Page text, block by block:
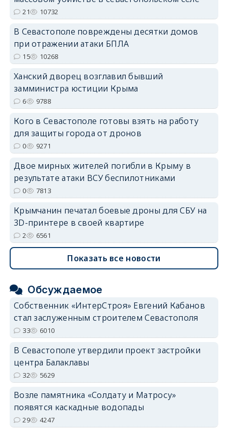
erid: 2SDnjdPjgYS
21 10732
В Севастополе повреждены десятки домов
при отражении атаки БПЛА
15 10268
Ханский дворец возглавил бывший
замминистра юстиции Крыма
6 9788
Кого в Севастополе готовы взять на работу
для защиты города от дронов
0 9271
Двое мирных жителей погибли в Крыму в
результате атаки ВСУ беспилотниками
0 7813
Крымчанин печатал боевые дроны для СБУ на
3D-принтере в своей квартире
2 6561
Показать все новости
Обсуждаемое
Собственник «ИнтерСтроя» Евгений Кабанов
стал заслуженным строителем Севастополя
33 6010
В Севастополе утвердили проект застройки
центра Балаклавы
32 5629
Возле памятника «Солдату и Матросу»
появятся каскадные водопады
29 4247